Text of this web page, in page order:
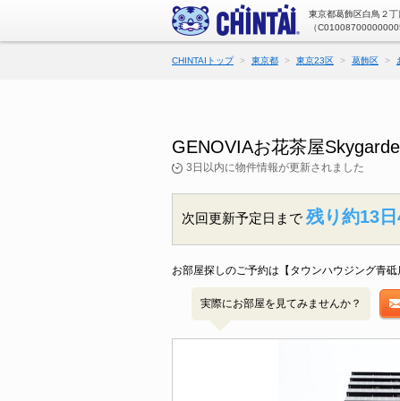
東京都葛飾区白鳥２
（
CHINTAIトップ 東京都 東京23区 葛飾区
GENOVIAお花茶屋
3日以内に物件情報が更新されました
次回更新予定日まで 残り約13
お部屋探しのご予約は【タウンハウジング青砥
実際にお部屋を見てみませんか？